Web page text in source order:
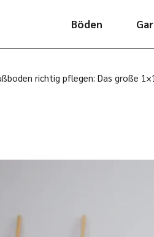
Böden
Parkett
Holz-Korund-
richtig pflegen: Das große